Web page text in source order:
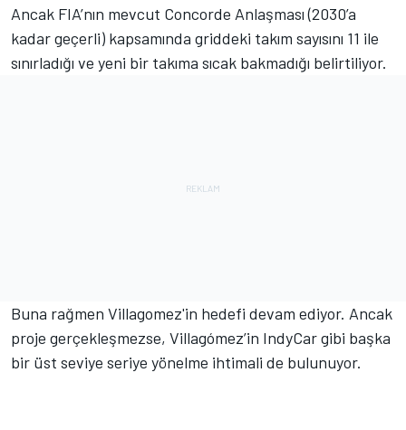
Ancak FIA’nın mevcut Concorde Anlaşması (2030’a
kadar geçerli) kapsamında griddeki takım sayısını 11 ile
sınırladığı ve yeni bir takıma sıcak bakmadığı belirtiliyor.
Buna rağmen Villagomez'in hedefi devam ediyor. Ancak
proje gerçekleşmezse, Villagómez’in IndyCar gibi başka
bir üst seviye seriye yönelme ihtimali de bulunuyor.